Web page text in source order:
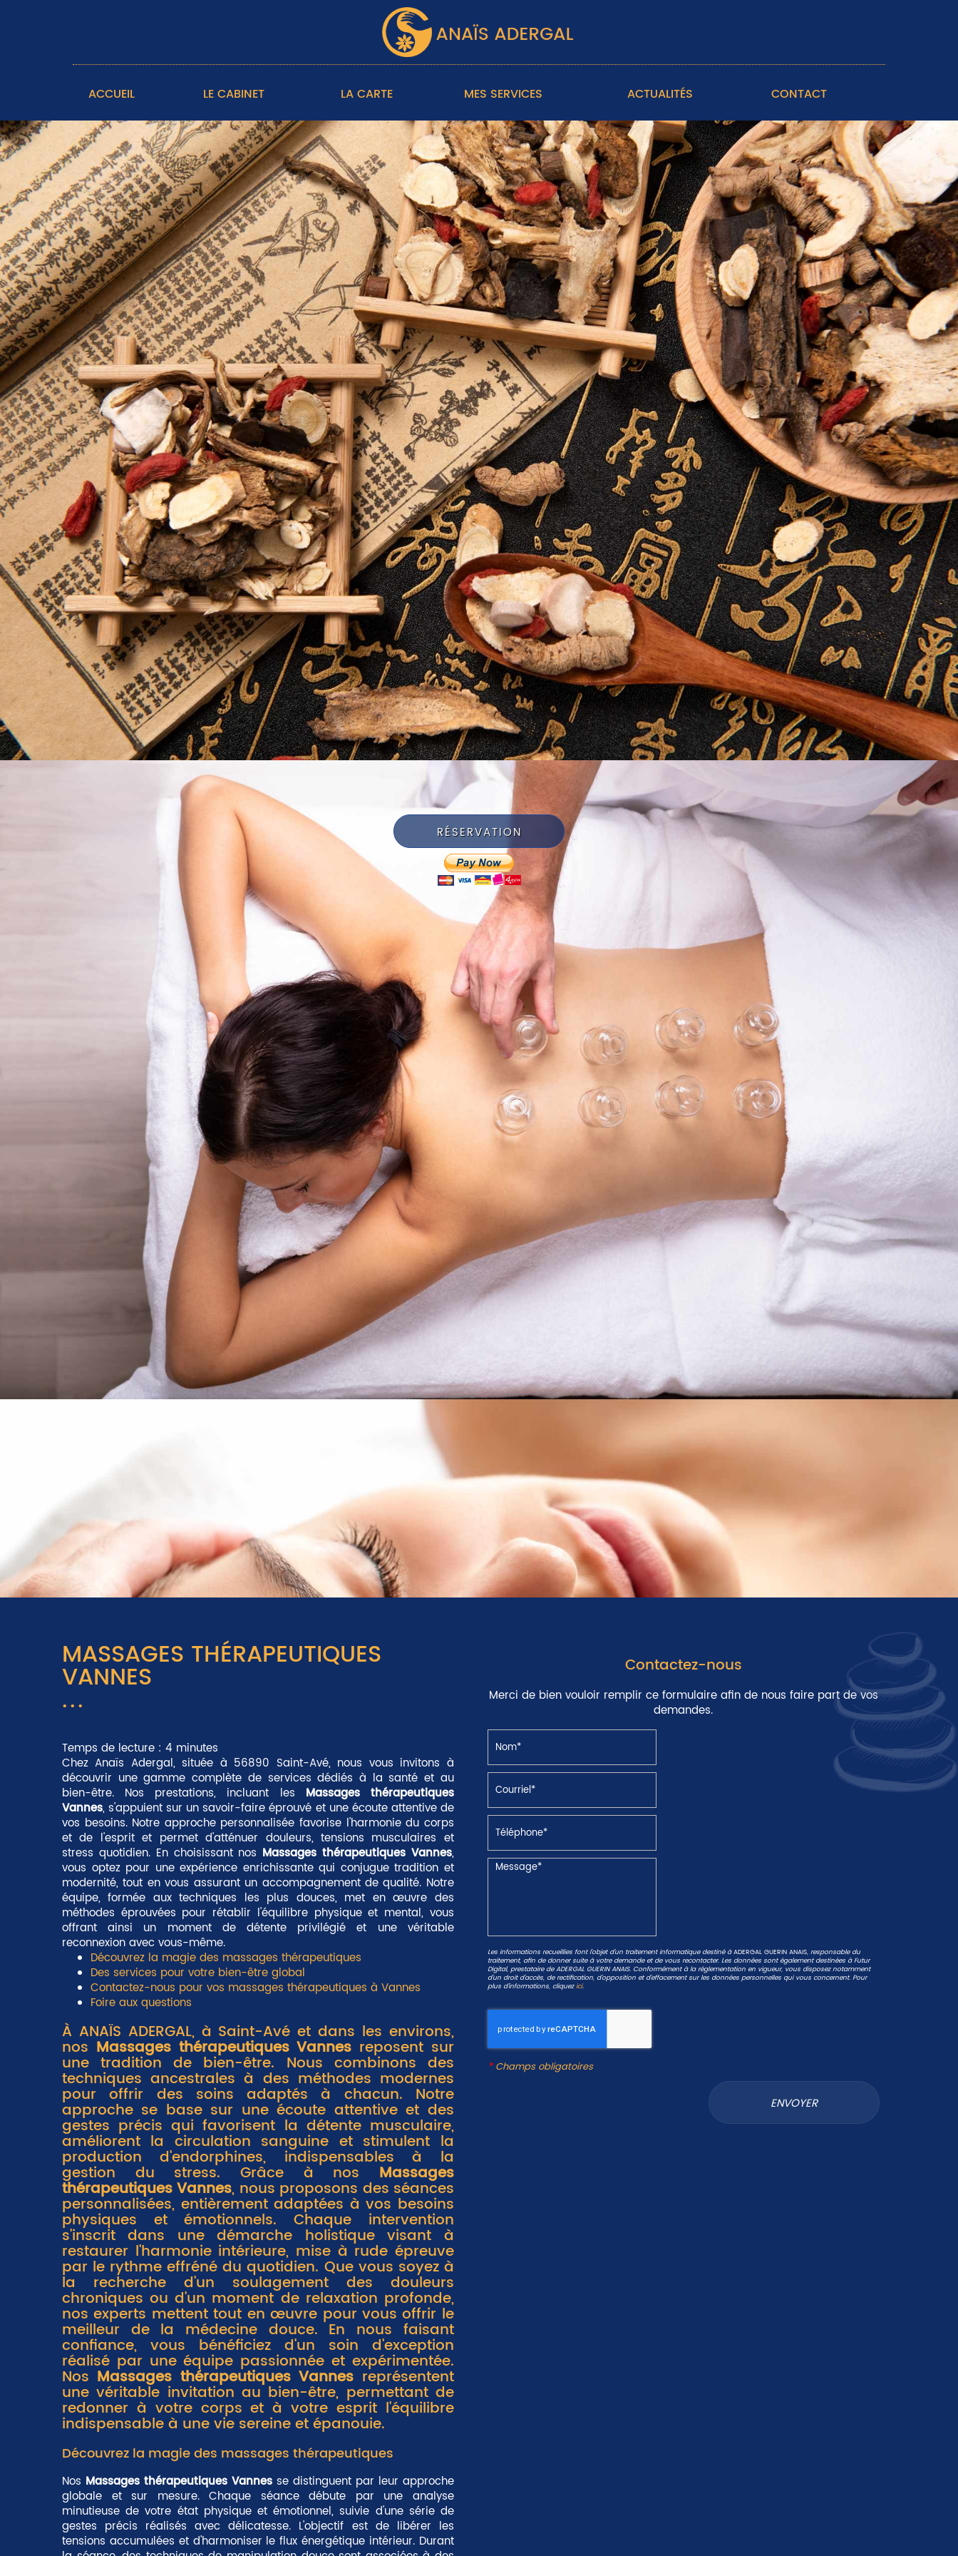
ACCUEIL LE CABINET LA CARTE MES SERVICES ACTUALITÉS CONTACT
RÉSERVATION
MASSAGES THÉRAPEUTIQUES
VANNES
Temps de lecture : 4 minutes
Chez Anaïs Adergal, située à 56890 Saint-Avé, nous vous invitons à
découvrir une gamme complète de services dédiés à la santé et au
bien-être. Nos prestations, incluant les Massages thérapeutiques
Vannes, s'appuient sur un savoir-faire éprouvé et une écoute attentive de
vos besoins. Notre approche personnalisée favorise l'harmonie du corps
et de l'esprit et permet d'atténuer douleurs, tensions musculaires et
stress quotidien. En choisissant nos Massages thérapeutiques Vannes,
vous optez pour une expérience enrichissante qui conjugue tradition et
modernité, tout en vous assurant un accompagnement de qualité. Notre
équipe, formée aux techniques les plus douces, met en œuvre des
méthodes éprouvées pour rétablir l'équilibre physique et mental, vous
offrant ainsi un moment de détente privilégié et une véritable
reconnexion avec vous-même.
Découvrez la magie des massages thérapeutiques
Des services pour votre bien-être global
Contactez-nous pour vos massages thérapeutiques à Vannes
Foire aux questions
À ANAÏS ADERGAL, à Saint-Avé et dans les environs,
nos Massages thérapeutiques Vannes reposent sur
une tradition de bien-être. Nous combinons des
techniques ancestrales à des méthodes modernes
pour offrir des soins adaptés à chacun. Notre
approche se base sur une écoute attentive et des
gestes précis qui favorisent la détente musculaire,
améliorent la circulation sanguine et stimulent la
production d'endorphines, indispensables à la
gestion du stress. Grâce à nos Massages
thérapeutiques Vannes, nous proposons des séances
personnalisées, entièrement adaptées à vos besoins
physiques et émotionnels. Chaque intervention
s'inscrit dans une démarche holistiquevisant à
restaurer l'harmonie intérieure, mise à rude épreuve
par le rythme effréné du quotidien. Que vous soyez à
la recherche d'un soulagement des douleurs
chroniques ou d'un moment de relaxation profonde,
nos experts mettent tout en œuvre pour vous offrir le
meilleur de la médecine douce. En nous faisant
confiance, vous bénéficiez d'un soin d'exception
réalisé par une équipe passionnée et expérimentée.
Nos Massages thérapeutiques Vannes représentent
une véritable invitation au bien-être, permettant de
redonner à votre corps et à votre esprit l'équilibre
indispensable à une vie sereine et épanouie.
Découvrez la magie des massages thérapeutiques
Nos Massages thérapeutiques Vannesse distinguent par leur approche
globale et sur mesure. Chaque séance débute par une analyse
minutieuse de votre état physique et émotionnel, suivie d'une série de
gestes précis réalisés avec délicatesse. L'objectif est de libérer les
tensions accumulées et d'harmoniser le flux énergétique intérieur. Durant
Contactez-nous
Merci de bien vouloir remplir ce formulaire afin de nous faire part de vos
demandes.
Les informations recueillies font l’objet d’un traitement informatique destiné àADERGAL GUERIN ANAIS, responsable du
traitement, afin de donner suite à votre demande et de vous recontacter. Les données sont également destinées à Futur
Digital, prestataire de ADERGAL GUERIN ANAIS. Conformément à la réglementation en vigueur, vous disposez notamment
d'un droit d'accès, de rectification, d'opposition et d'effacement sur les données personnelles qui vous concernent. Pour
plus d’informations, cliquezici.
*Champs obligatoires